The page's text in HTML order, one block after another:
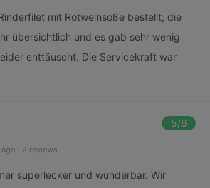
mit Rotweinsoße bestellt; die
übersichtlich und es gab sehr wenig
enttäuscht. Die Servicekraft war
5/6
ago · 2 reviews
superlecker und wunderbar. Wir